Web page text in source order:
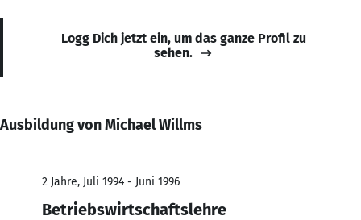
Logg Dich jetzt ein, um das ganze Profil zu
sehen.
Ausbildung von Michael Willms
2 Jahre, Juli 1994 - Juni 1996
Betriebswirtschaftslehre